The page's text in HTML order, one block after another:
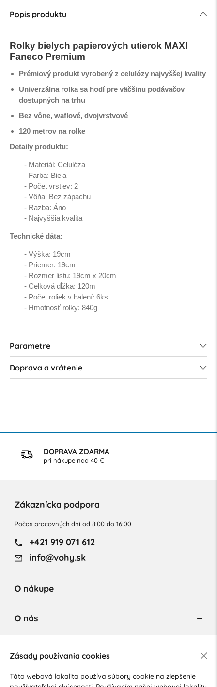
Popis produktu
Rolky bielych papierových utierok MAXI
Faneco Premium
Prémiový produkt vyrobený z celulózy najvyššej kvality
Univerzálna rolka sa hodí pre väčšinu podávačov
dostupných na trhu
Bez vône, waflové, dvojvrstvové
120 metrov na rolke
Detaily produktu:
- Materiál: Celulóza
- Farba: Biela
- Počet vrstiev: 2
- Vôňa: Bez zápachu
- Razba: Áno
- Najvyššia kvalita
Technické dáta:
- Výška: 19cm
- Priemer: 19cm
- Rozmer listu: 19cm x 20cm
- Celková dĺžka: 120m
- Počet roliek v balení: 6ks
- Hmotnosť rolky: 840g
Parametre
Doprava a vrátenie
DOPRAVA ZDARMA
pri nákupe nad 40 €
Zákaznícka podpora
Počas pracovných dní od 8:00 do 16:00
+421 919 071 612
info@vohy.sk
O nákupe
O nás
Zásady používania cookies
Táto webová lokalita používa súbory cookie na zlepšenie